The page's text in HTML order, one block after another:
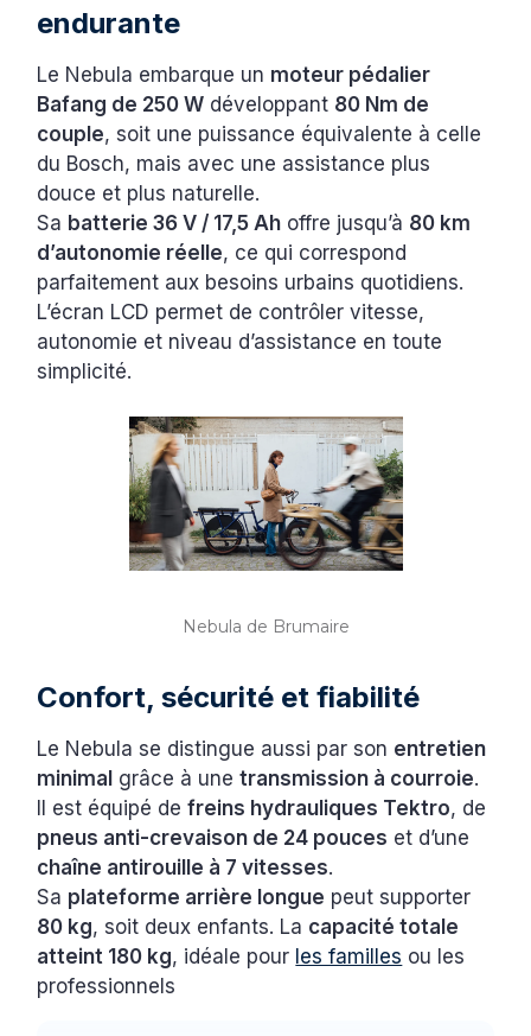
endurante
Le Nebula embarque un moteur pédalier
Bafang de 250 W développant 80 Nm de
couple, soit une puissance équivalente à celle
du Bosch, mais avec une assistance plus
douce et plus naturelle.
Sa batterie 36 V / 17,5 Ah offre jusqu’à 80 km
d’autonomie réelle, ce qui correspond
parfaitement aux besoins urbains quotidiens.
L’écran LCD permet de contrôler vitesse,
autonomie et niveau d’assistance en toute
simplicité.
Nebula de Brumaire
Confort, sécurité et fiabilité
Le Nebula se distingue aussi par son entretien
minimal grâce à unetransmission à courroie.
Il est équipé defreins hydrauliques Tektro, de
pneus anti-crevaison de 24 pouces et d’une
chaîne antirouille à 7 vitesses.
Sa plateforme arrière longue peut supporter
80 kg, soit deux enfants. La capacité totale
atteint 180 kg, idéale pour les familles ou les
professionnels